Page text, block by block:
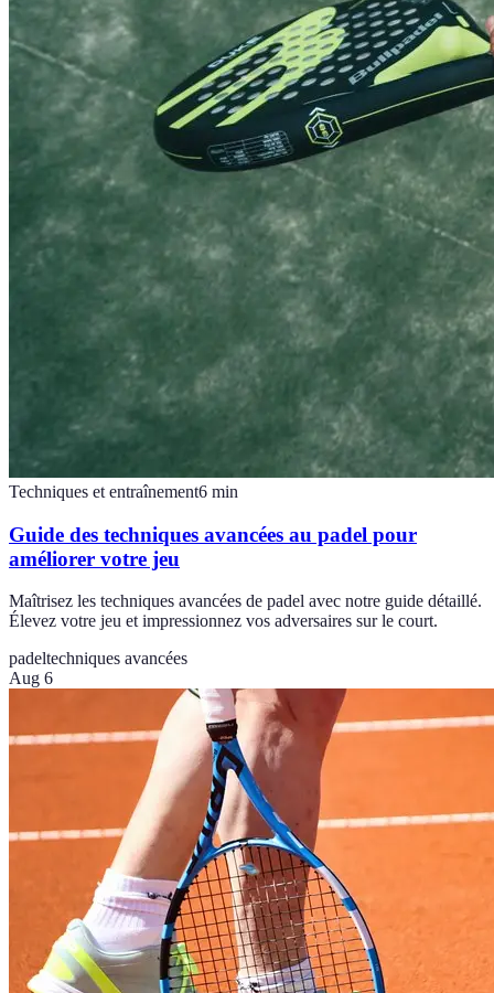
Techniques et entraînement6 min
Guide des techniques avancées au padel pour
améliorer votre jeu
Maîtrisez les techniques avancées de padel avec notre guide détaillé.
Élevez votre jeu et impressionnez vos adversaires sur le court.
padeltechniques avancées
Aug 6